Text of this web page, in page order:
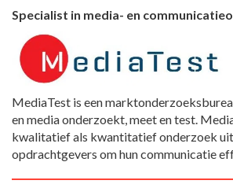
Specialist in media- en
MediaTest is een
en media onderzoekt, meet en test.
kwalitatief als kwantitatief onderzoek
opdrachtgevers om hun communicatie